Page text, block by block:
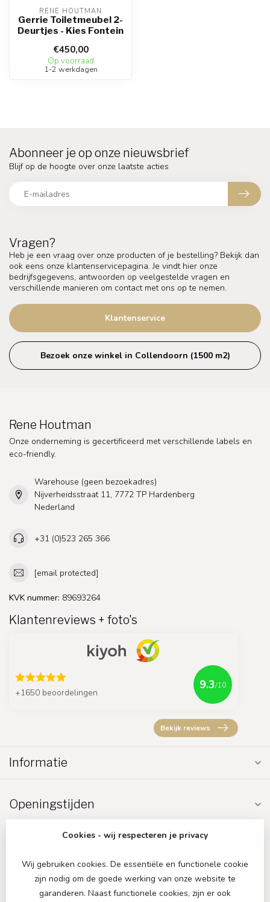
RENE HOUTMAN
Gerrie Toiletmeubel 2-
Deurtjes - Kies Fontein
€450,00
Op voorraad
1-2 werkdagen
Vragen?
Heb je een vraag over onze producten of je bestelling? Bekijk dan
ook eens onze klantenservicepagina. Je vindt hier onze
bedrijfsgegevens, antwoorden op veelgestelde vragen en
verschillende manieren om contact met ons op te nemen.
Klantenservice
Bezoek onze winkel in Collendoorn (1500 m2)
Abonneer je op onze nieuwsbrief
Blijf op de hoogte over onze laatste acties
Rene Houtman
Onze onderneming is gecertificeerd met verschillende labels en
eco-friendly.
Warehouse (geen bezoekadres)
Nijverheidsstraat 11, 7772 TP Hardenberg
Nederland
+31 (0)523 265 366
[email protected]
KVK nummer: 89693264
Klantenreviews + foto's
+1650 beoordelingen
9.3/10
Bekijk reviews
Informatie
Openingstijden
Cookies - wij respecteren je privacy
Wij gebruiken cookies. De essentiële en functionele cookie
zijn nodig om de goede werking van onze website te
garanderen. Naast functionele cookies, zijn er ook